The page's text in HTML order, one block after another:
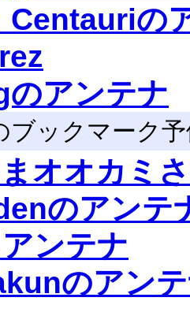
の
アンテナ
ブックマーク
オオカミ
のアンテ
ンテナ
のアン